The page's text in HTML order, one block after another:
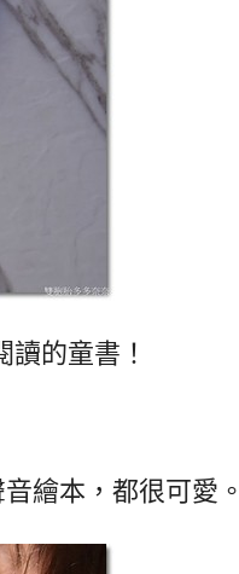
的童書！
繪本，都很可愛。